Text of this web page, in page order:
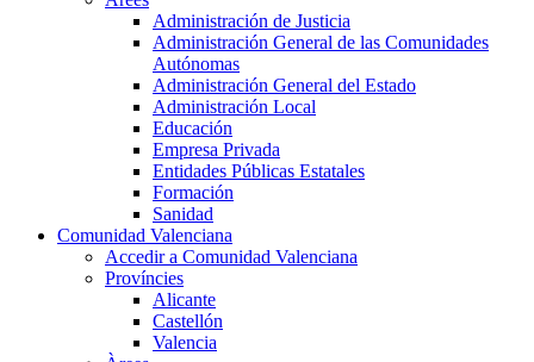
Administración de Justicia
Administración General de las Comunidades
Autónomas
Administración General del Estado
Administración Local
Educación
Empresa Privada
Entidades Públicas Estatales
Formación
Sanidad
Comunidad Valenciana
Accedir a Comunidad Valenciana
Províncies
Alicante
Castellón
Valencia